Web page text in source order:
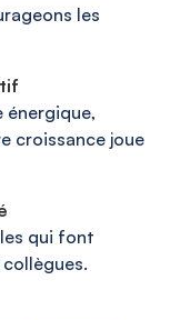
les
énergique,
croissance joue
qui font